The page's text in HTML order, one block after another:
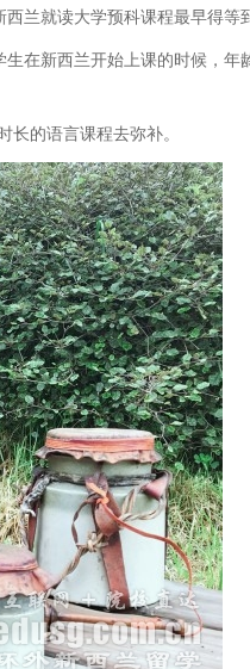
就读大学预科课程最早得等
新西兰开始上课的时候，年
的语言课程去弥补。